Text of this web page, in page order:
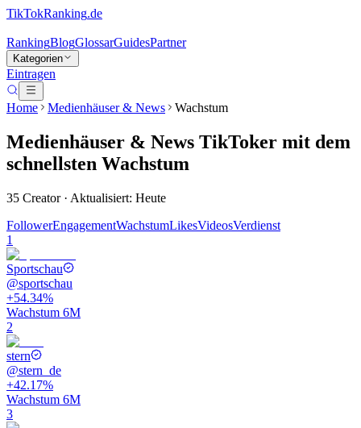
TikTokRanking.de
RankingBlogGlossarGuidesPartner
Kategorien
Eintragen
Home Medienhäuser & News Wachstum
Medienhäuser & News TikToker mit dem
schnellsten Wachstum
35 Creator · Aktualisiert: Heute
FollowerEngagementWachstumLikesVideosVerdienst
1
Sportschau
@sportschau
+54.34%
Wachstum 6M
2
stern
@stern_de
+42.17%
Wachstum 6M
3